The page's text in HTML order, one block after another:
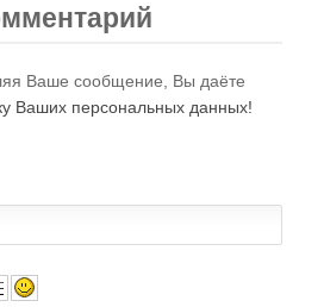
Ваше сообщение, Вы даёте
Ваших персональных данных!